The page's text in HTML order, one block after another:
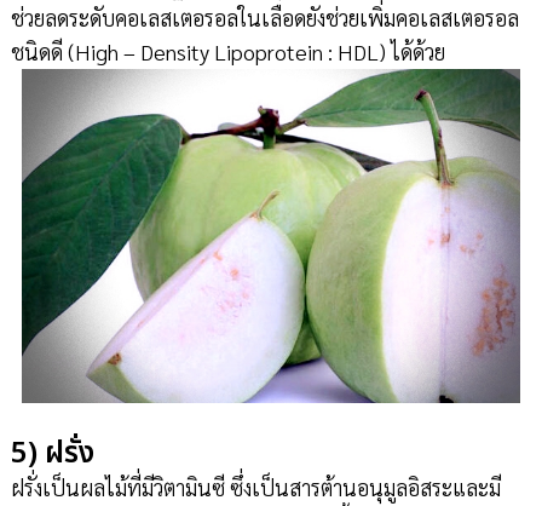
ช่วยลดระดับคอเลสเตอรอลในเลือดยังช่วยเพิ่มคอเลสเตอรอล
ชนิดดี (High – Density Lipoprotein : HDL) ได้ด้วย
5) ฝรั่ง
ฝรั่งเป็นผลไม้ที่มีวิตามินซี ซึ่งเป็นสารต้านอนุมูลอิสระและมี